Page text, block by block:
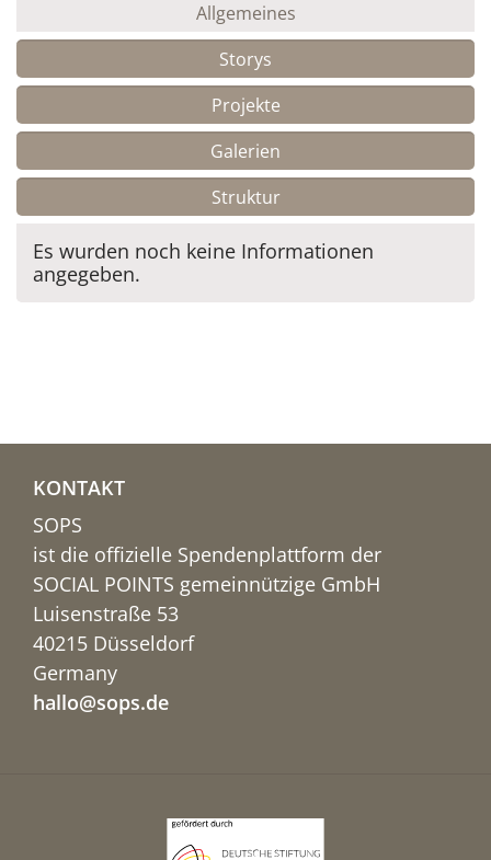
Allgemeines
Storys
Projekte
Galerien
Struktur
Es wurden noch keine Informationen
angegeben.
KONTAKT
SOPS
ist die offizielle Spendenplattform der
SOCIAL POINTS gemeinnützige GmbH
Luisenstraße 53
40215 Düsseldorf
Germany
hallo@sops.de